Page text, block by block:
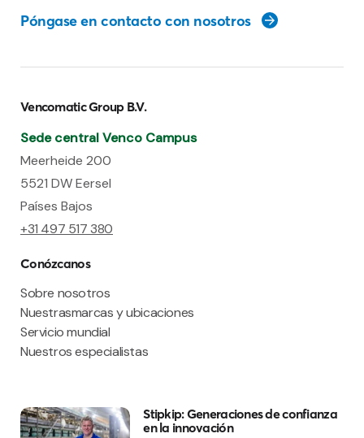
Póngase en contacto con nosotros
Vencomatic Group B.V.
Sede central Venco Campus
Meerheide 200
5521 DW Eersel
Países Bajos
+31 497 517 380
Conózcanos
Sobre nosotros
Nuestrasmarcas y ubicaciones
Servicio mundial
Nuestros especialistas
Stipkip: Generaciones de confianza
en la innovación